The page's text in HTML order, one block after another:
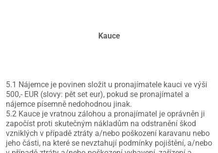
Kauce
5.1 Nájemce je povinen složit u pronajímatele kauci ve výši
500,- EUR (slovy: pět set eur), pokud se pronajímatel a
nájemce písemně nedohodnou jinak.
5.2 Kauce je vratnou zálohou a pronajímatel je oprávněn ji
započíst proti skutečným nákladům na odstranění škod
vzniklých v případě ztráty a/nebo poškození karavanu nebo
jeho části, na které se nevztahují podmínky pojištění, a/nebo